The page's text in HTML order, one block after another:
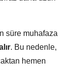
süre muhafaza
. Bu nedenle,
hemen